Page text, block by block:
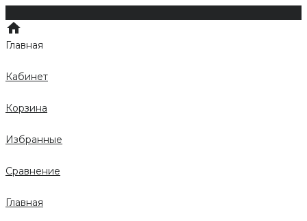
Главная
Кабинет
Корзина
Избранные
Сравнение
Главная